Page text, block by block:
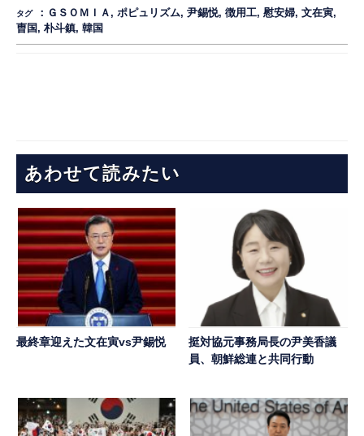
タグ ： ＧＳＯＭＩＡ , ポピュリズム,尹錫悦,徴用工,慰安婦,文在寅,
曺国 ,朴斗鎮,韓国
あわせて読みたい
最終章迎えた文在寅vs尹錫悦
挺対協元事務局長の尹美香議
員、朝鮮総連と共同行動